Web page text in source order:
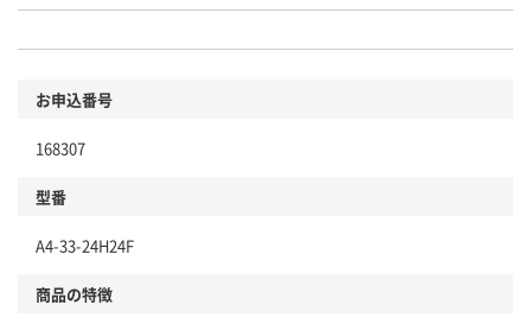
お申込番号
168307
型番
A4-33-24H24F
商品の特徴